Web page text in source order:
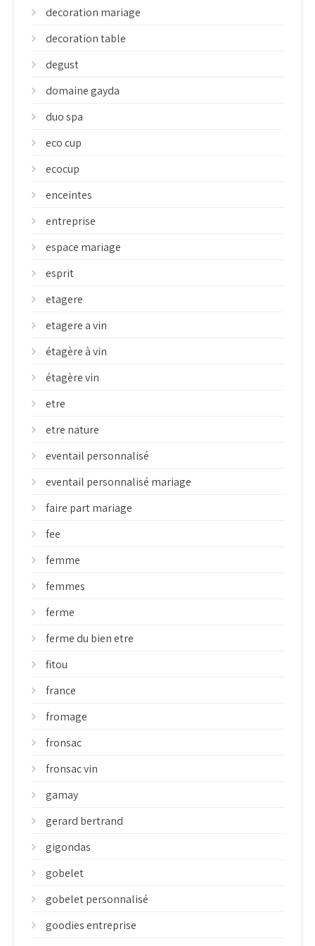
decoration mariage
decoration table
degust
domaine gayda
duo spa
eco cup
ecocup
enceintes
entreprise
espace mariage
esprit
etagere
etagere a vin
étagère à vin
étagère vin
etre
etre nature
eventail personnalisé
eventail personnalisé mariage
faire part mariage
fee
femme
femmes
ferme
ferme du bien etre
fitou
france
fromage
fronsac
fronsac vin
gamay
gerard bertrand
gigondas
gobelet
gobelet personnalisé
goodies entreprise